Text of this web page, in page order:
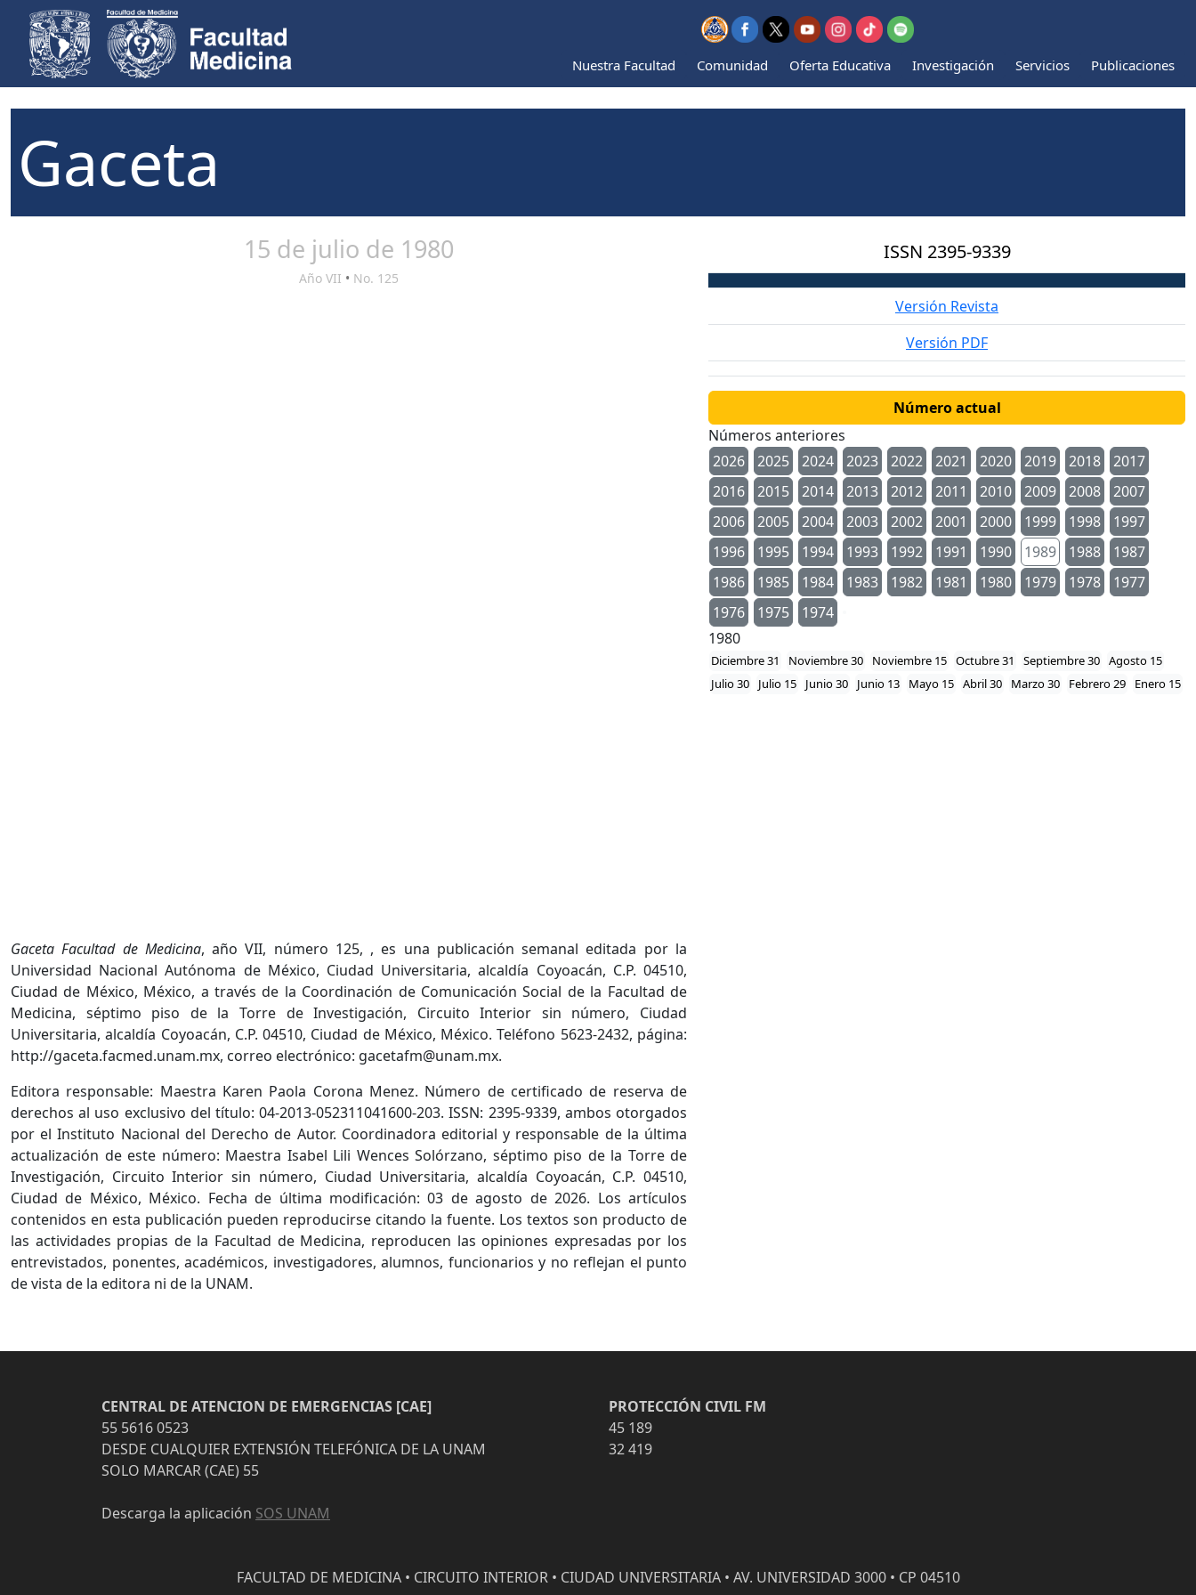
Nuestra Facultad Comunidad Oferta Educativa Investigación Servicios Publicaciones
Gaceta
15 de julio de 1980
Año VII • No. 125
Gaceta Facultad de Medicina, año VII, número 125, , es una publicación semanal editada por la
Universidad Nacional Autónoma de México, Ciudad Universitaria, alcaldía Coyoacán, C.P. 04510,
Ciudad de México, México, a través de la Coordinación de Comunicación Social de la Facultad de
Medicina, séptimo piso de la Torre de Investigación, Circuito Interior sin número, Ciudad
Universitaria, alcaldía Coyoacán, C.P. 04510, Ciudad de México, México. Teléfono 5623-2432, página:
http://gaceta.facmed.unam.mx, correo electrónico: gacetafm@unam.mx.
Editora responsable: Maestra Karen Paola Corona Menez. Número de certificado de reserva de
derechos al uso exclusivo del título: 04-2013-052311041600-203. ISSN: 2395-9339, ambos otorgados
por el Instituto Nacional del Derecho de Autor. Coordinadora editorial y responsable de la última
actualización de este número: Maestra Isabel Lili Wences Solórzano, séptimo piso de la Torre de
Investigación, Circuito Interior sin número, Ciudad Universitaria, alcaldía Coyoacán, C.P. 04510,
Ciudad de México, México. Fecha de última modificación: 03 de agosto de 2026. Los artículos
contenidos en esta publicación pueden reproducirse citando la fuente. Los textos son producto de
las actividades propias de la Facultad de Medicina, reproducen las opiniones expresadas por los
entrevistados, ponentes, académicos, investigadores, alumnos, funcionarios y no reflejan el punto
de vista de la editora ni de la UNAM.
ISSN 2395-9339
Versión Revista
Versión PDF
Número actual
Números anteriores
2026
2025 2024 2023 2022 2021 2020 2019 2018
2017
2016
2015 2014 2013 2012 2011 2010 2009 2008
2007
2006
2005 2004 2003 2002 2001 2000 1999 1998
1997
1996
1995 1994 1993 1992 1991 1990 1989 1988
1987
1986
1985 1984 1983 1982 1981 1980 1979 1978
1977
1976
1975
1974
1980
Diciembre 31 Noviembre 30 Noviembre 15 Octubre 31 Septiembre 30 Agosto 15
Julio 30
Julio 15 Junio 30 Junio 13 Mayo 15 Abril 30 Marzo 30 Febrero 29 Enero 15
CENTRAL DE ATENCION DE EMERGENCIAS [CAE]
55 5616 0523
DESDE CUALQUIER EXTENSIÓN TELEFÓNICA DE LA UNAM
SOLO MARCAR (CAE) 55
Descarga la aplicación SOS UNAM
PROTECCIÓN CIVIL FM
45 189
32 419
FACULTAD DE MEDICINA • CIRCUITO INTERIOR • CIUDAD UNIVERSITARIA • AV. UNIVERSIDAD 3000 • CP 04510